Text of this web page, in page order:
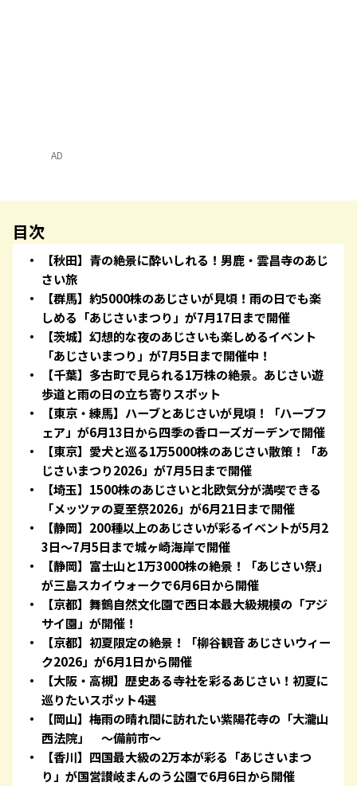
AD
目次
【秋田】青の絶景に酔いしれる！男鹿・雲昌寺のあじ
さい旅
【群馬】約5000株のあじさいが見頃！雨の日でも楽
しめる「あじさいまつり」が7月17日まで開催
【茨城】幻想的な夜のあじさいも楽しめるイベント
「あじさいまつり」が7月5日まで開催中！
【千葉】多古町で見られる1万株の絶景。あじさい遊
歩道と雨の日の立ち寄りスポット
【東京・練馬】ハーブとあじさいが見頃！「ハーブフ
ェア」が6月13日から四季の香ローズガーデンで開催
【東京】愛犬と巡る1万5000株のあじさい散策！「あ
じさいまつり2026」が7月5日まで開催
【埼玉】1500株のあじさいと北欧気分が満喫できる
「メッツァの夏至祭2026」が6月21日まで開催
【静岡】200種以上のあじさいが彩るイベントが5月2
3日～7月5日まで城ヶ崎海岸で開催
【静岡】富士山と1万3000株の絶景！「あじさい祭」
が三島スカイウォークで6月6日から開催
【京都】舞鶴自然文化園で西日本最大級規模の「アジ
サイ園」が開催！
【京都】初夏限定の絶景！「柳谷観音 あじさいウィー
ク2026」が6月1日から開催
【大阪・高槻】歴史ある寺社を彩るあじさい！初夏に
巡りたいスポット4選
【岡山】梅雨の晴れ間に訪れたい紫陽花寺の「大瀧山
西法院」 ～備前市～
【香川】四国最大級の2万本が彩る「あじさいまつ
り」が国営讃岐まんのう公園で6月6日から開催